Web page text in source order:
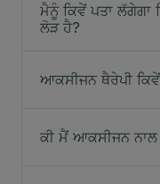
ਮੈਨੂੰ ਕਿਵੇਂ ਪਤਾ ਲੱਗੇਗਾ
ਲੋੜ ਹੈ?
ਆਕਸੀਜਨ ਥੈਰੇਪੀ
ਕੀ ਮੈਂ ਆਕਸੀਜਨ ਨਾਲ